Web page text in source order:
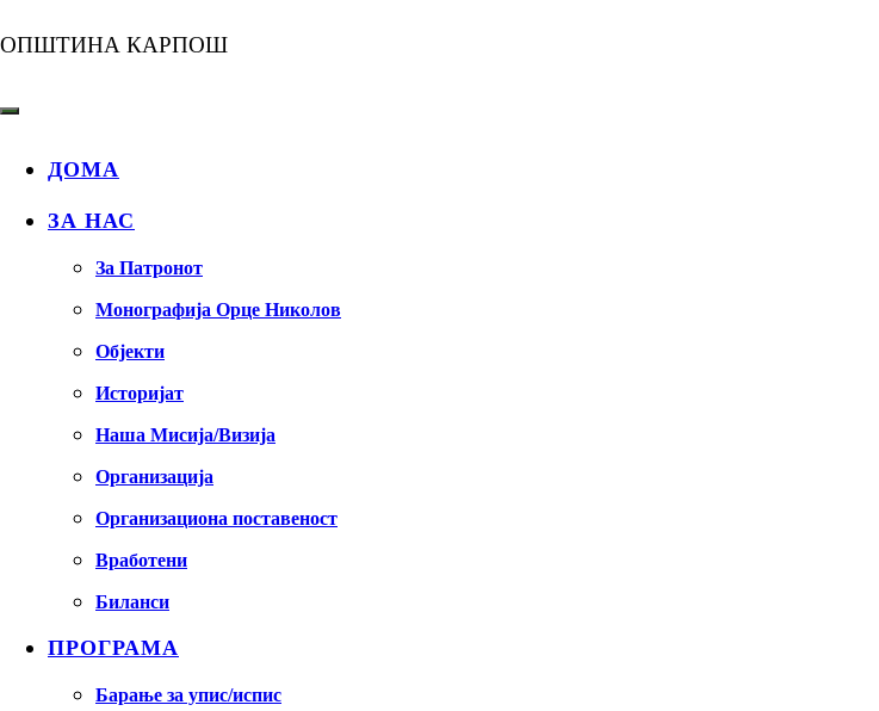
ОПШТИНА КАРПОШ
ДОМА
ЗА НАС
За Патронот
Монографија Орце Николов
Објекти
Историјат
Наша Мисија/Визија
Организација
Организациона поставеност
Вработени
Биланси
ПРОГРАМА
Барање за упис/испис